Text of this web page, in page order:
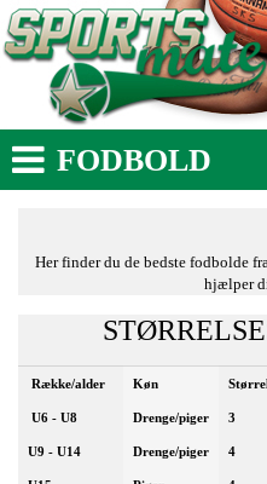
FODBOLD
Her finder du de bedste fodbolde
hjælper
Række/alder Køn
U6 - U8 Drenge/piger 3
U9 - U14 Drenge/piger 4